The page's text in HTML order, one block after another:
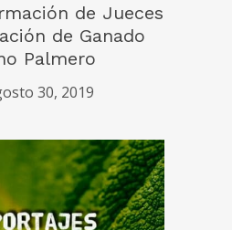
de Jueces
de Ganado
Palmero
30, 2019